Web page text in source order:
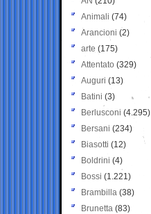
Animali (74)
Arancioni (2)
arte (175)
Attentato (329)
Auguri (13)
Batini (3)
Berlusconi (4.295)
Bersani (234)
Biasotti (12)
Boldrini (4)
Bossi (1.221)
Brambilla (38)
Brunetta (83)